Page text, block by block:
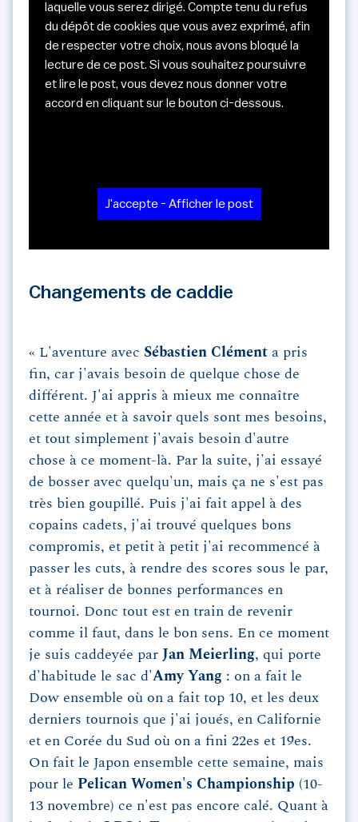
laquelle vous serez dirigé. Compte tenu du refus
du dépôt de cookies que vous avez exprimé, afin
de respecter votre choix, nous avons bloqué la
lecture de ce post. Si vous souhaitez poursuivre
et lire le post, vous devez nous donner votre
accord en cliquant sur le bouton ci-dessous.
J'accepte - Afficher le post
Changements de caddie
« L'aventure avec Sébastien Clément a pris
fin, car j'avais besoin de quelque chose de
différent. J'ai appris à mieux me connaître
cette année et à savoir quels sont mes besoins,
et tout simplement j'avais besoin d'autre
chose à ce moment-là. Par la suite, j'ai essayé
de bosser avec quelqu'un, mais ça ne s'est pas
très bien goupillé. Puis j'ai fait appel à des
copains cadets, j'ai trouvé quelques bons
compromis, et petit à petit j'ai recommencé à
passer les cuts, à rendre des scores sous le par,
et à réaliser de bonnes performances en
tournoi. Donc tout est en train de revenir
comme il faut, dans le bon sens. En ce moment
je suis caddeyée par Jan Meierling, qui porte
d'habitude le sac d'Amy Yang : on a fait le
Dow ensemble où on a fait top 10, et les deux
derniers tournois que j'ai joués, en Californie
et en Corée du Sud où on a fini 22es et 19es.
On fait le Japon ensemble cette semaine, mais
pour le Pelican Women's Championship (10-
13 novembre) ce n'est pas encore calé. Quant à